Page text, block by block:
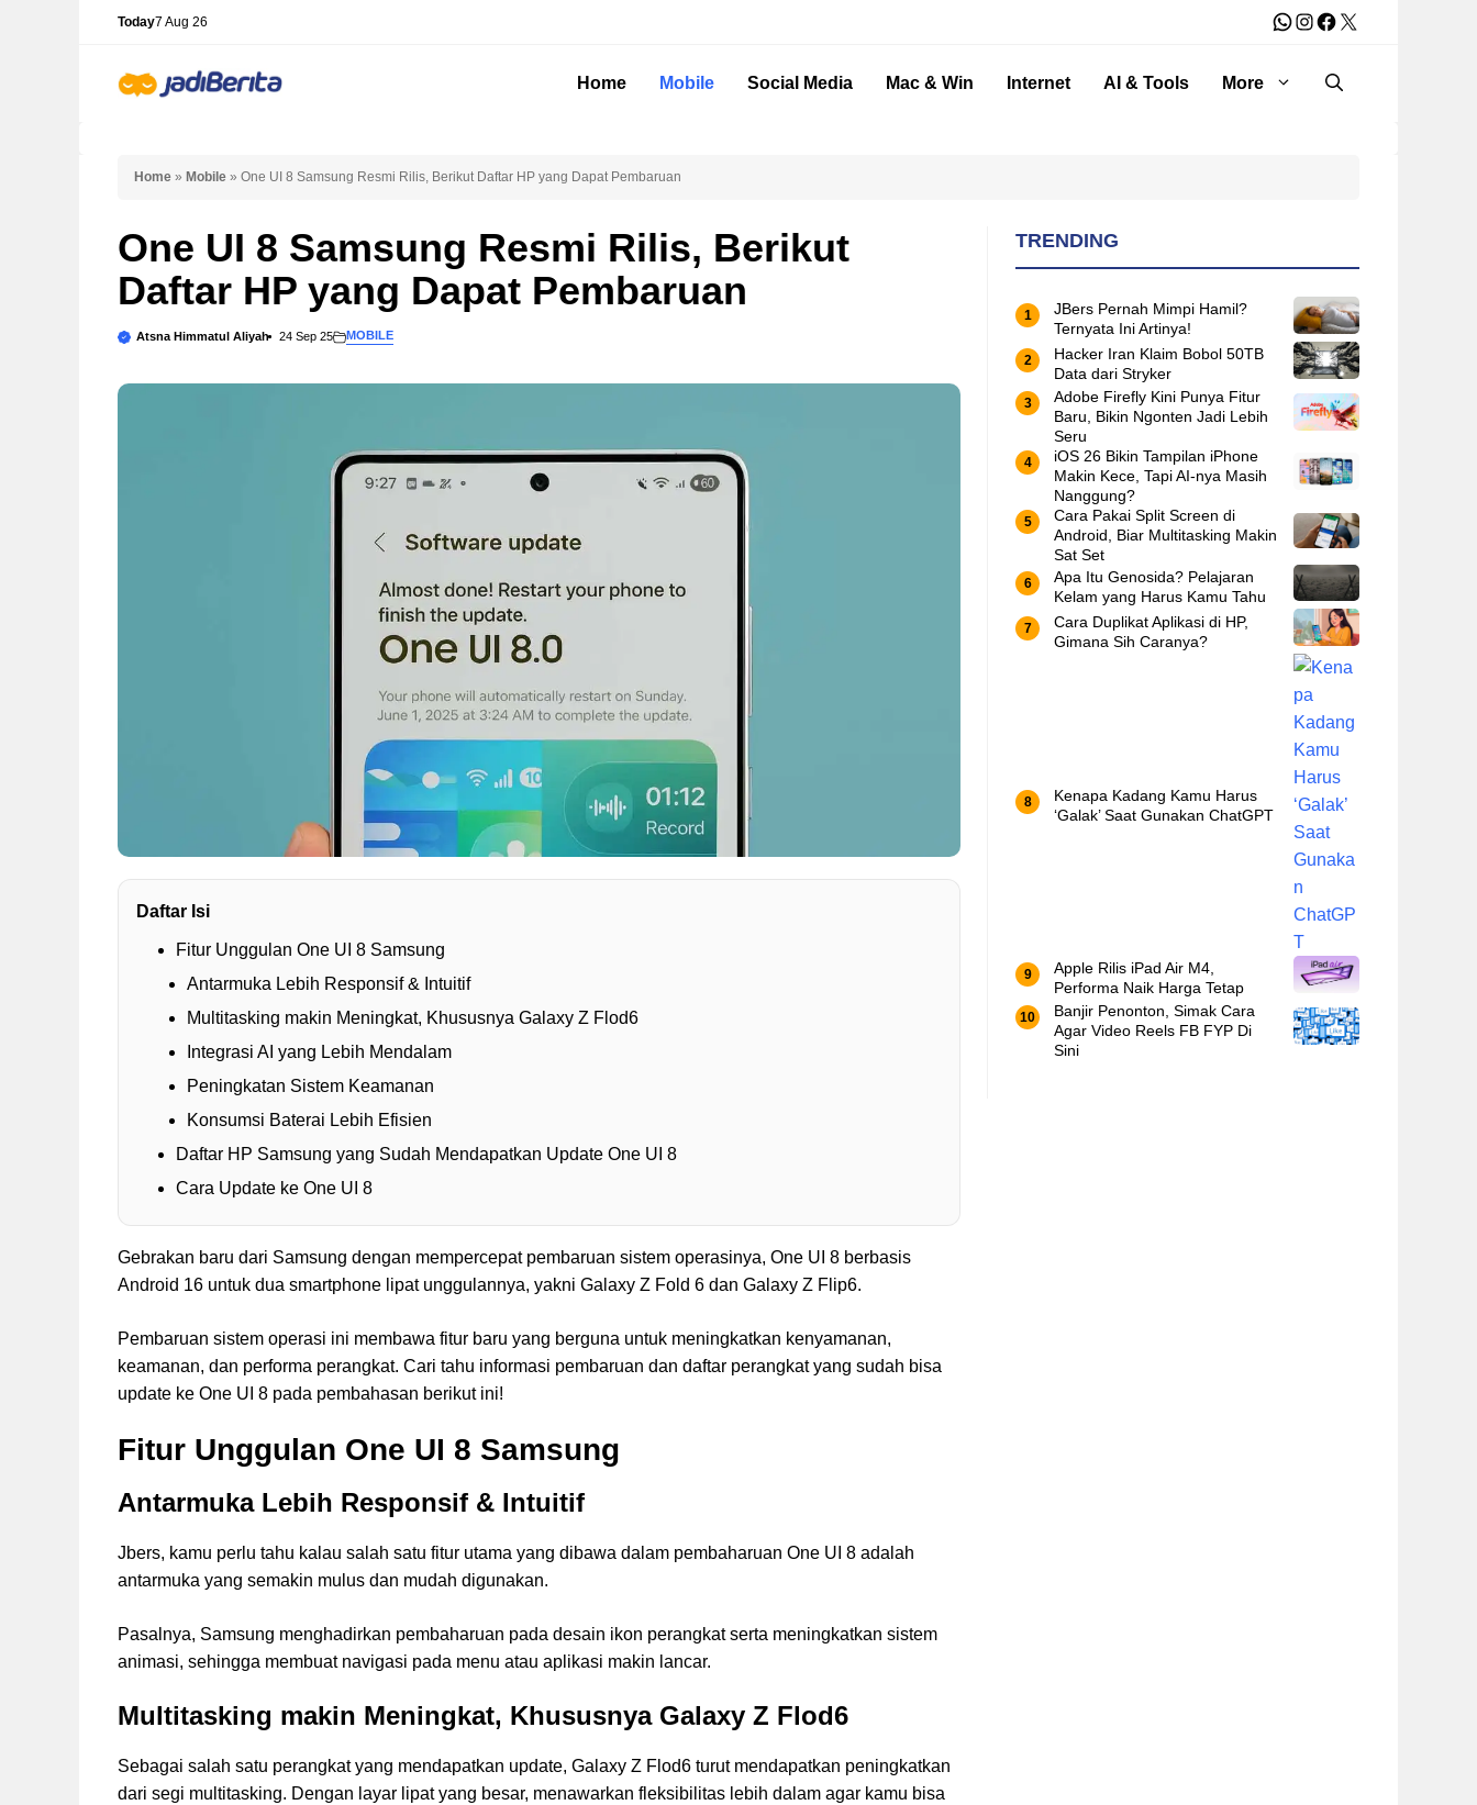
Today7 Aug 26 WhatsApp
Instagram
Facebook
X
Home Mobile Social Media Mac & Win Internet AI & Tools More
Home » Mobile » One UI 8 Samsung Resmi Rilis, Berikut Daftar HP yang Dapat Pembaruan
One UI 8 Samsung Resmi Rilis, Berikut
Daftar HP yang Dapat Pembaruan
Atsna Himmatul Aliyah 24 Sep 25 MOBILE
Daftar Isi
Fitur Unggulan One UI 8 Samsung
Antarmuka Lebih Responsif & Intuitif
Multitasking makin Meningkat, Khususnya Galaxy Z Flod6
Integrasi AI yang Lebih Mendalam
Peningkatan Sistem Keamanan
Konsumsi Baterai Lebih Efisien
Daftar HP Samsung yang Sudah Mendapatkan Update One UI 8
Cara Update ke One UI 8
Gebrakan baru dari Samsung dengan mempercepat pembaruan sistem operasinya, One UI 8 berbasis
Android 16 untuk dua smartphone lipat unggulannya, yakni Galaxy Z Fold 6 dan Galaxy Z Flip6.
Pembaruan sistem operasi ini membawa fitur baru yang berguna untuk meningkatkan kenyamanan,
keamanan, dan performa perangkat. Cari tahu informasi pembaruan dan daftar perangkat yang sudah bisa
update ke One UI 8 pada pembahasan berikut ini!
Fitur Unggulan One UI 8 Samsung
Antarmuka Lebih Responsif & Intuitif
Jbers, kamu perlu tahu kalau salah satu fitur utama yang dibawa dalam pembaharuan One UI 8 adalah
antarmuka yang semakin mulus dan mudah digunakan.
Pasalnya, Samsung menghadirkan pembaharuan pada desain ikon perangkat serta meningkatkan sistem
animasi, sehingga membuat navigasi pada menu atau aplikasi makin lancar.
Multitasking makin Meningkat, Khususnya Galaxy Z Flod6
Sebagai salah satu perangkat yang mendapatkan update, Galaxy Z Flod6 turut mendapatkan peningkatkan
dari segi multitasking. Dengan layar lipat yang besar, menawarkan fleksibilitas lebih dalam agar kamu bisa
TRENDING
JBers Pernah Mimpi Hamil?
Ternyata Ini Artinya!
Hacker Iran Klaim Bobol 50TB
Data dari Stryker
Adobe Firefly Kini Punya Fitur
Baru, Bikin Ngonten Jadi Lebih
Seru
iOS 26 Bikin Tampilan iPhone
Makin Kece, Tapi AI-nya Masih
Nanggung?
Cara Pakai Split Screen di
Android, Biar Multitasking Makin
Sat Set
Apa Itu Genosida? Pelajaran
Kelam yang Harus Kamu Tahu
Cara Duplikat Aplikasi di HP,
Gimana Sih Caranya?
Kenapa Kadang Kamu Harus
‘Galak’ Saat Gunakan ChatGPT
Apple Rilis iPad Air M4,
Performa Naik Harga Tetap
Banjir Penonton, Simak Cara
Agar Video Reels FB FYP Di
Sini